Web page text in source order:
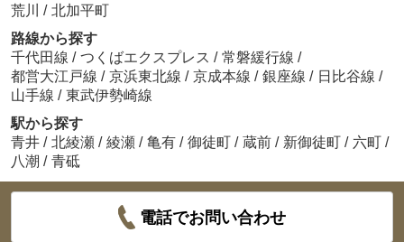
荒川 / 北加平町
路線から探す
千代田線 / つくばエクスプレス / 常磐緩行線 /
都営大江戸線 / 京浜東北線 / 京成本線 / 銀座線 / 日比谷線 /
山手線 / 東武伊勢崎線
駅から探す
青井 / 北綾瀬 / 綾瀬 / 亀有 / 御徒町 / 蔵前 / 新御徒町 / 六町 /
八潮 / 青砥
電話でお問い合わせ